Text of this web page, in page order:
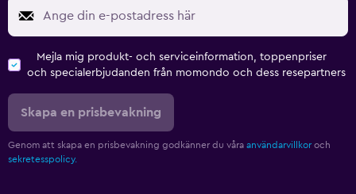
Mejla mig produkt- och serviceinformation, toppenpriser
och specialerbjudanden från momondo och dess resepartners
Skapa en prisbevakning
Genom att skapa en prisbevakning godkänner du våra användarvillkor och
sekretesspolicy.